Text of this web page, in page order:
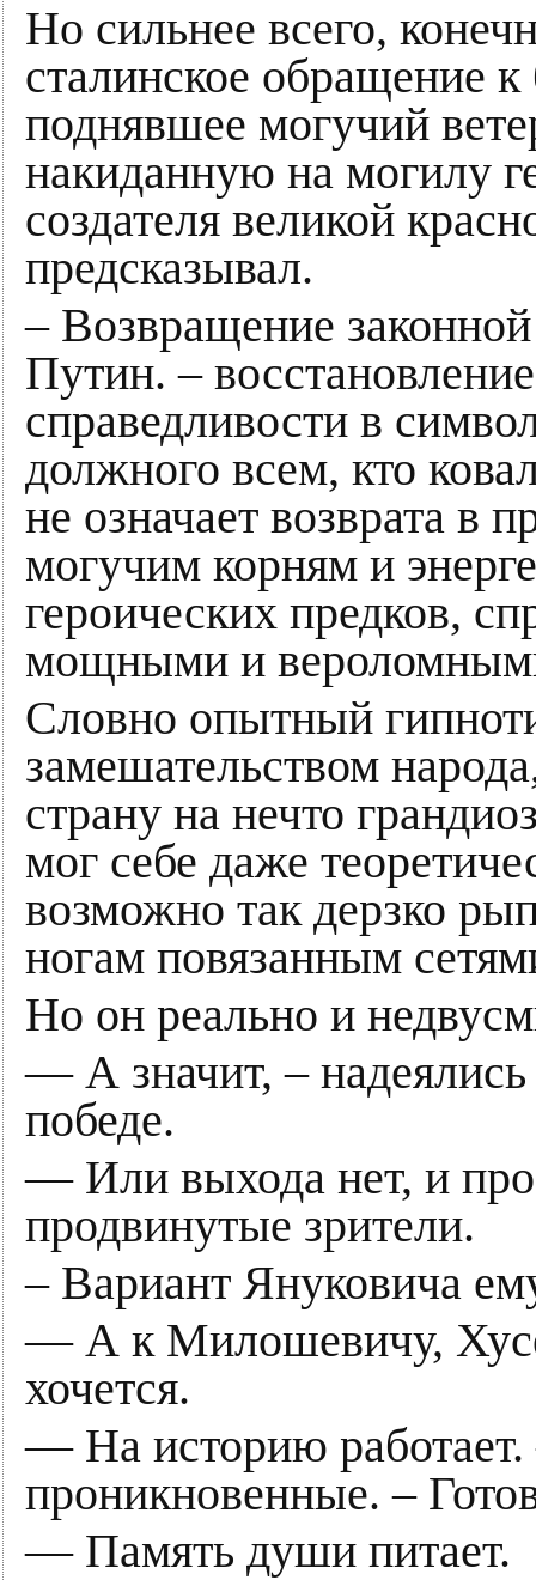
Но сильнее всего,
сталинское обращение
поднявшее могучий
накиданную на могилу
создателя великой
предсказывал.
– Возвращение
Путин. –
справедливости в
должного всем, кто
не означает возврата в
могучим корням и
героических предков,
мощными и
Словно опытный
замешательством
страну на нечто
мог себе даже
возможно так дерзко
ногам повязанным
Но он реально и
— А значит, – надеялись
победе.
— Или выхода нет, и
продвинутые зрители.
– Вариант Януковича
— А к Милошевичу,
хочется.
— На историю работает.
проникновенные. –
— Память души питает.